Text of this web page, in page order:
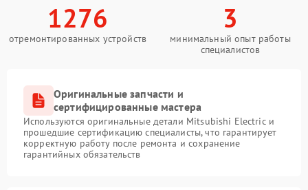
1276
отремонтированных устройств
3
минимальный опыт работы
специалистов
Оригинальные запчасти и
сертифицированные мастера
Используются оригинальные детали Mitsubishi Electric и
прошедшие сертификацию специалисты, что гарантирует
корректную работу после ремонта и сохранение
гарантийных обязательств